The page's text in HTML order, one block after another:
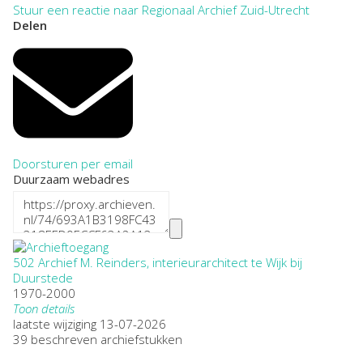
Stuur een reactie naar Regionaal Archief Zuid-Utrecht
Delen
Doorsturen per email
Duurzaam webadres
502 Archief M. Reinders, interieurarchitect te Wijk bij
Duurstede
1970-2000
Toon details
Datering:
1970-2000
laatste wijziging 13-07-2026
39 beschreven archiefstukken